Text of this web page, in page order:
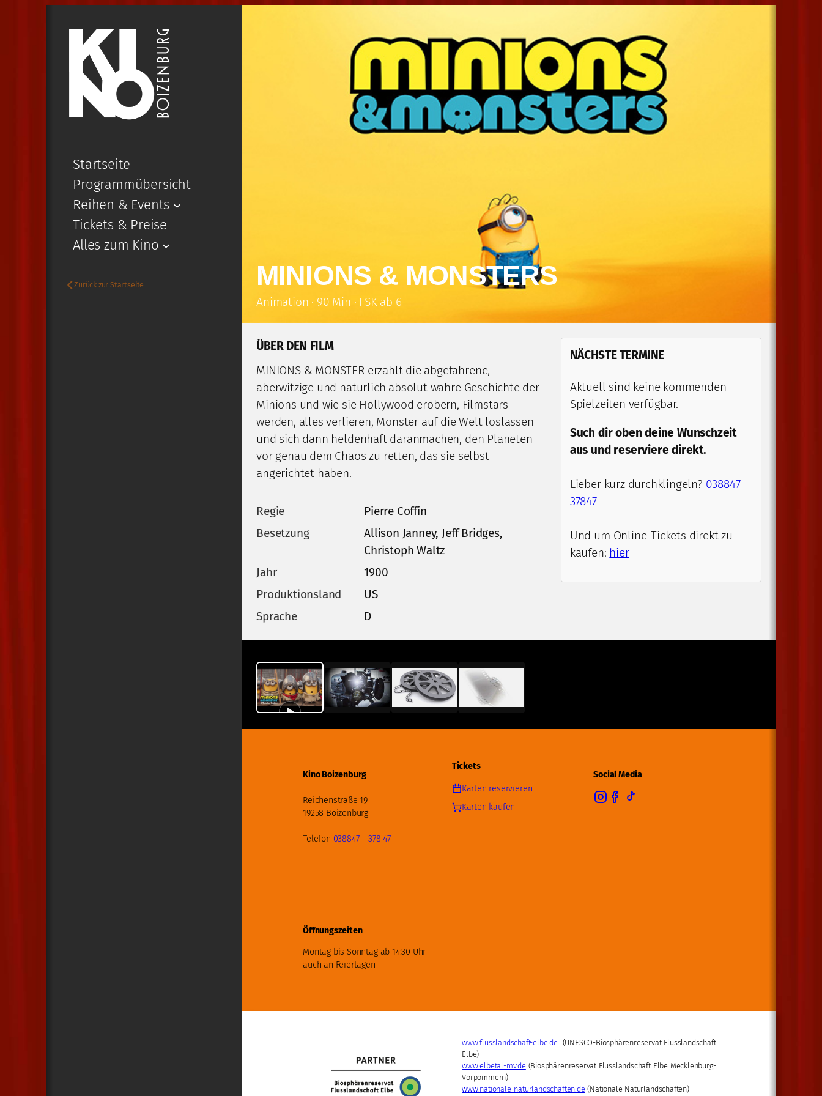
Startseite
Programmübersicht
Reihen & Events
Tickets & Preise
Alles zum Kino
Zurück zur Startseite MINIONS & MONSTERS
Animation · 90 Min · FSK ab 6
ÜBER DEN FILM
MINIONS & MONSTER erzählt die abgefahrene,
aberwitzige und natürlich absolut wahre Geschichte der
Minions und wie sie Hollywood erobern, Filmstars
werden, alles verlieren, Monster auf die Welt loslassen
und sich dann heldenhaft daranmachen, den Planeten
vor genau dem Chaos zu retten, das sie selbst
angerichtet haben.
Regie
Pierre Coffin
Besetzung
Allison Janney, Jeff Bridges,
Christoph Waltz
Jahr
1900
Produktionsland
US
Sprache
D
NÄCHSTE TERMINE
Aktuell sind keine kommenden
Spielzeiten verfügbar.
Such dir oben deine Wunschzeit
aus und reserviere direkt.
Lieber kurz durchklingeln? 038847
37847
Und um Online-Tickets direkt zu
kaufen: hier
Kino Boizenburg
Reichenstraße 19
19258 Boizenburg
Telefon 038847 – 378 47
Tickets
Karten reservieren
Karten kaufen
Social Media
Öffnungszeiten
Montag bis Sonntag ab 14:30 Uhr
auch an Feiertagen
www.flusslandschaft-elbe.de (UNESCO-Biosphärenreservat Flusslandschaft
Elbe)
www.elbetal-mv.de (Biosphärenreservat Flusslandschaft Elbe Mecklenburg-
Vorpommern)
www.nationale-naturlandschaften.de (Nationale Naturlandschaften)